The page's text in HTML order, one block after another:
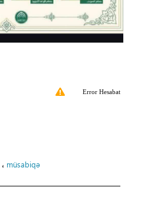
Error Hesabat
، müsabiqə